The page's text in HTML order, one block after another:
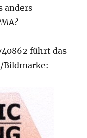
anders
führt das
Bildmarke: